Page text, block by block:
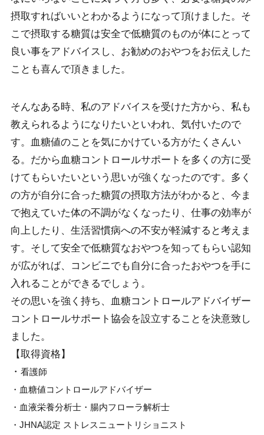
摂取すればいいとわかるようになって頂けました。そ
こで摂取する糖質は安全で低糖質のものが体にとって
良い事をアドバイスし、お勧めのおやつをお伝えした
ことも喜んで頂きました。
そんなある時、私のアドバイスを受けた方から、私も
教えられるようになりたいといわれ、気付いたので
す。血糖値のことを気にかけている方がたくさんい
る。だから血糖コントロールサポートを多くの方に受
けてもらいたいという思いが強くなったのです。多く
の方が自分に合った糖質の摂取方法がわかると、今ま
で抱えていた体の不調がなくなったり、仕事の効率が
向上したり、生活習慣病への不安が軽減すると考えま
す。そして安全で低糖質なおやつを知ってもらい認知
が広がれば、コンビニでも自分に合ったおやつを手に
入れることができるでしょう。
その思いを強く持ち、血糖コントロールアドバイザー
コントロールサポート協会を設立することを決意致し
ました。
【取得資格】
・ 看護師
・血糖値コントロールアドバイザー
・血液栄養分析士・腸内フローラ解析士
・JHNA認定 ストレスニュートリショニスト